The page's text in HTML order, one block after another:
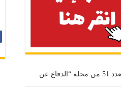
ما هي التروتسكية؟ العدد 51 من مجلة “الدفاع عن